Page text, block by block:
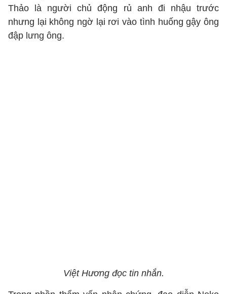
Thảo là người chủ động rủ anh đi nhậu trước
nhưng lại không ngờ lại rơi vào tình huống gậy ông
đập lưng ông.
Việt Hương đọc tin nhắn.